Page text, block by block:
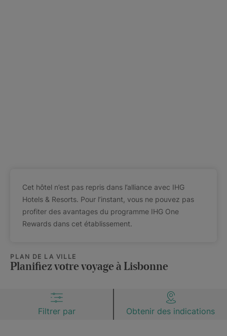
Cet hôtel n’est pas repris dans l’alliance avec IHG
Hotels & Resorts. Pour l’instant, vous ne pouvez pas
profiter des avantages du programme IHG One
Rewards dans cet établissement.
PLAN DE LA VILLE
Planifiez votre voyage à Lisbonne
Filtrer par Obtenir des indications